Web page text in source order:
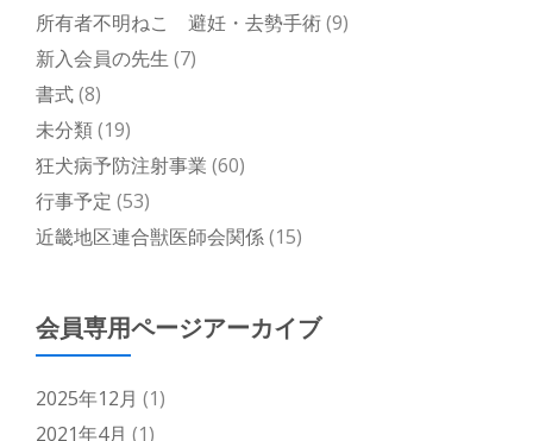
所有者不明ねこ 避妊・去勢手術(9)
新入会員の先生 (7)
書式(8)
未分類(19)
狂犬病予防注射事業 (60)
行事予定 (53)
近畿地区連合獣医師会関係(15)
会員専用ページアーカイブ
2025年12月 (1)
2021年4月 (1)